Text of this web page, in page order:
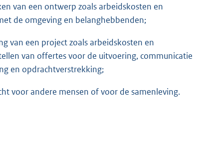
van een ontwerp zoals arbeidskosten en
de omgeving en belanghebbenden;
van een project zoals arbeidskosten en
van offertes voor de uitvoering, communicatie
en opdrachtverstrekking;
voor andere mensen of voor de samenleving.